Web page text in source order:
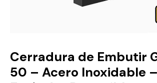
Cerradura de Embutir
50 – Acero Inoxidable